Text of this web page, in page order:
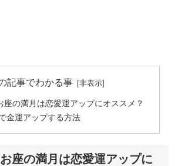
記事でわかる事
座の満月は恋愛運アップにオススメ？
金運アップする方法
座の満月は恋愛運アップに